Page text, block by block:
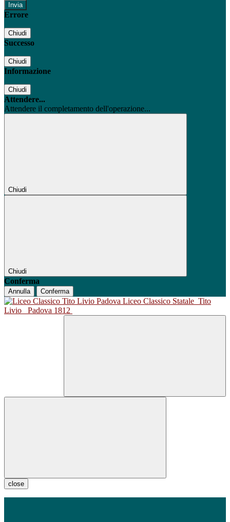
Errore
Chiudi
Successo
Chiudi
Informazione
Chiudi
Attendere...
Attendere il completamento dell'operazione...
Chiudi
Chiudi
Conferma
Annulla Conferma
Liceo Classico Statale Tito
Livio
Padova 1812
close